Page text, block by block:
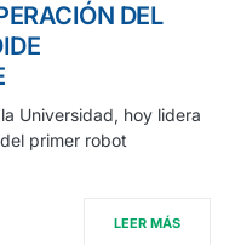
DEL
Universidad, hoy lidera
primer robot
LEER MÁS